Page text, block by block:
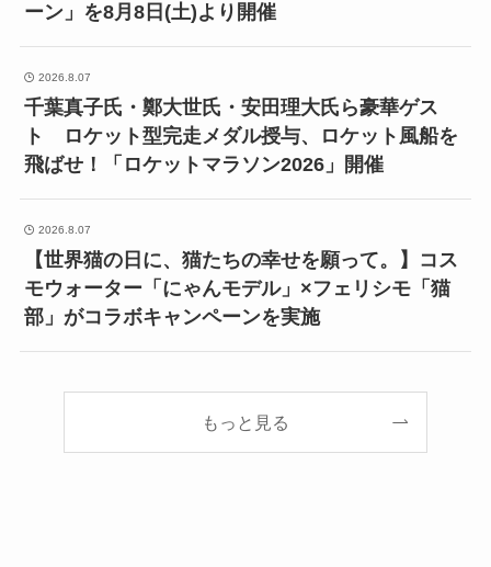
ーン」を8月8日(土)より開催
2026.8.07
千葉真子氏・鄭大世氏・安田理大氏ら豪華ゲス
ト ロケット型完走メダル授与、ロケット風船を
飛ばせ！「ロケットマラソン2026」開催
2026.8.07
【世界猫の日に、猫たちの幸せを願って。】コス
モウォーター「にゃんモデル」×フェリシモ「猫
部」がコラボキャンペーンを実施
もっと見る